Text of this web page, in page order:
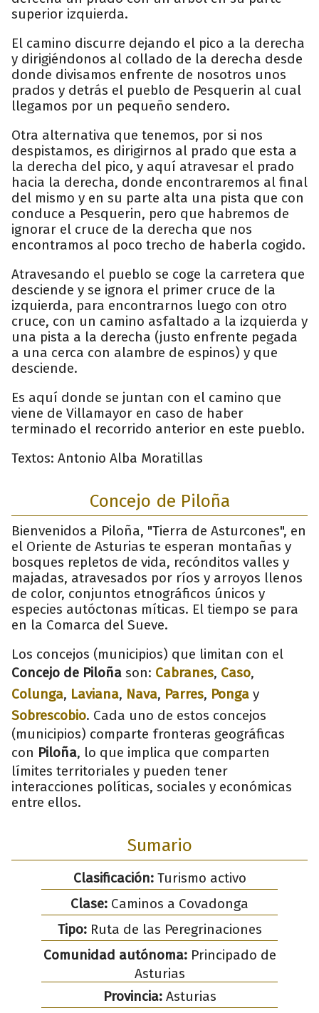
superior izquierda.
El camino discurre dejando el pico a la derecha
y dirigiéndonos al collado de la derecha desde
donde divisamos enfrente de nosotros unos
prados y detrás el pueblo de Pesquerin al cual
llegamos por un pequeño sendero.
Otra alternativa que tenemos, por si nos
despistamos, es dirigirnos al prado que esta a
la derecha del pico, y aquí atravesar el prado
hacia la derecha, donde encontraremos al final
del mismo y en su parte alta una pista que con
conduce a Pesquerin, pero que habremos de
ignorar el cruce de la derecha que nos
encontramos al poco trecho de haberla cogido.
Atravesando el pueblo se coge la carretera que
desciende y se ignora el primer cruce de la
izquierda, para encontrarnos luego con otro
cruce, con un camino asfaltado a la izquierda y
una pista a la derecha (justo enfrente pegada
a una cerca con alambre de espinos) y que
desciende.
Es aquí donde se juntan con el camino que
viene de Villamayor en caso de haber
terminado el recorrido anterior en este pueblo.
Textos: Antonio Alba Moratillas
Concejo de Piloña
Bienvenidos a Piloña, "Tierra de Asturcones", en
el Oriente de Asturias te esperan montañas y
bosques repletos de vida, recónditos valles y
majadas, atravesados por ríos y arroyos llenos
de color, conjuntos etnográficos únicos y
especies autóctonas míticas. El tiempo se para
en la Comarca del Sueve.
Los concejos (municipios) que limitan con el
Concejo de Piloña son: Cabranes, Caso,
Colunga, Laviana, Nava, Parres, Ponga y
Sobrescobio. Cada uno de estos concejos
(municipios) comparte fronteras geográficas
con Piloña, lo que implica que comparten
límites territoriales y pueden tener
interacciones políticas, sociales y económicas
entre ellos.
Sumario
Clasificación:Turismo activo
Clase: Caminos a Covadonga
Tipo:Ruta de las Peregrinaciones
Comunidad autónoma:Principado de
Asturias
Provincia:Asturias